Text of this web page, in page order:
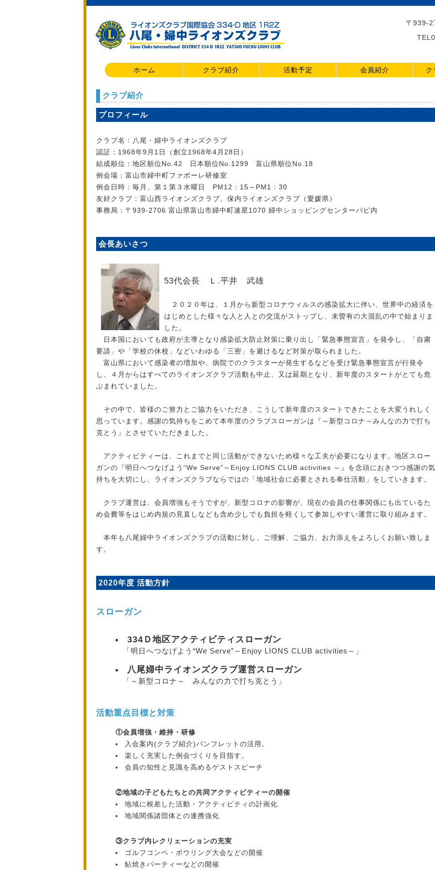
〒939-
ホーム クラブ紹介 活動予定 会員紹介 ク
クラブ紹介
プロフィール
クラブ名：八尾・婦中ライオンズクラブ
認証：1968年9月1日（創立1968年4月28日）
結成順位：地区順位No.42 日本順位No.1299 富山県順位No.18
例会場：富山市婦中町ファボーレ研修室
例会日時：毎月、第１第３水曜日 PM12：15～PM1：30
友好クラブ：富山西ライオンズクラブ、保内ライオンズクラブ（愛媛県）
事務局：〒939-2706 富山県富山市婦中町速星1070 婦中ショッピングセンターパピ内
会長あいさつ
53代会長 Ｌ.平井 武雄
２０２０年は、１月から新型コロナウィルスの感染拡大に伴い、世界中の経済を
はじめとした様々な人と人との交流がストップし、未曽有の大混乱の中で始まりま
した。
日本国においても政府が主導となり感染拡大防止対策に乗り出し「緊急事態宣言」を発令し、「自粛
要請」や「学校の休校」などいわゆる「三密」を避けるなど対策が取られました。
富山県において感染者の増加や、病院でのクラスターが発生するなどを受け緊急事態宣言が行発令
し、４月からはすべてのライオンズクラブ活動も中止、又は延期となり、新年度のスタートがとても危
ぶまれていました。
その中で、皆様のご努力とご協力をいただき、こうして新年度のスタートできたことを大変うれしく
思っています。感謝の気持ちをこめて本年度のクラブスローガンは『～新型コロナ～みんなの力で打ち
克とう』とさせていただきました。
アクティビティーは、これまでと同じ活動ができないため様々な工夫が必要になります。地区スロー
ガンの『明日へつなげよう“We Serve”～Enjoy LIONS CLUB activities ～』を念頭におきつつ感謝の気
持ちを大切にし、ライオンズクラブならではの「地域社会に必要とされる奉仕活動」をしていきます。
クラブ運営は、会員増強もそうですが、新型コロナの影響が、現在の会員の仕事関係にも出ているた
め会費等をはじめ内規の見直しなども含め少しでも負担を軽くして参加しやすい運営に取り組みます。
本年も八尾婦中ライオンズクラブの活動に対し、ご理解、ご協力、お力添えをよろしくお願い致しま
す。
2020年度 活動方針
スローガン
334Ｄ地区アクティビティスローガン
「明日へつなげよう“We Serve”～Enjoy LIONS CLUB activities～」
八尾婦中ライオンズクラブ運営スローガン
「～新型コロナ～ みんなの力で打ち克とう」
活動重点目標と対策
①会員増強・維持・研修
入会案内(クラブ紹介)パンフレットの活用。
楽しく充実した例会づくりを目指す。
会員の知性と見識を高めるゲストスピーチ
②地域の子どもたちとの共同アクティビティーの開催
地域に根差した活動・アクティビティの計画化
地域関係諸団体との連携強化
③クラブ内レクリェーションの充実
ゴルフコンペ・ボウリング大会などの開催
鮎焼きパーティーなどの開催